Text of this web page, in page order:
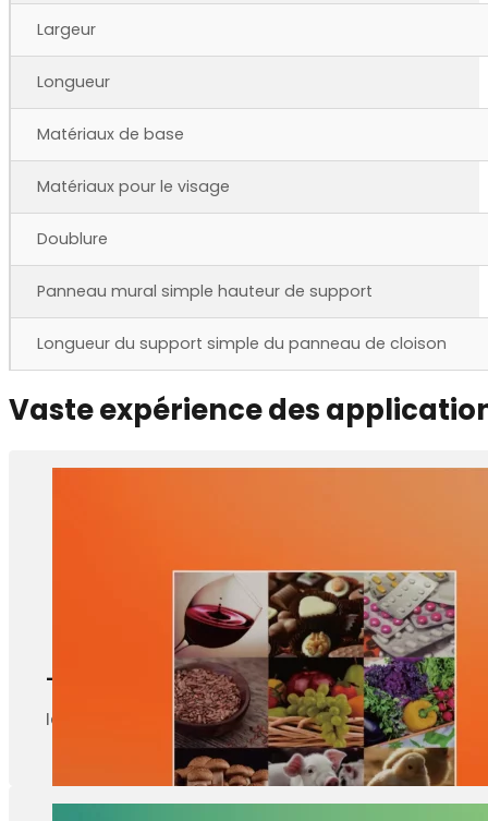
Largeur
Longueur
Matériaux de base
Matériaux pour le visage
Doublure
Panneau mural simple hauteur de support
Longueur du support simple du panneau de cloison
Vaste expérience des
-35 à 20℃
Idéal pour le vin, le chocolat, les articles de